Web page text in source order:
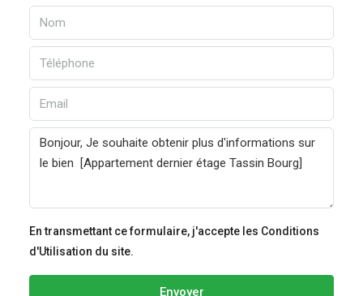
En transmettant ce formulaire, j'accepte les Conditions
d'Utilisation du site.
Envoyer